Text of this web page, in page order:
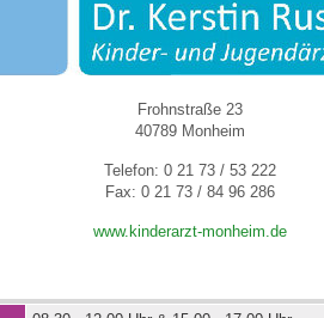
Bildschirmmediengebrauch
Frohnstraße 23
40789 Monheim
Telefon: 0 21 73 / 53 222
Fax: 0 21 73 / 84 96 286
www.kinderarzt-monheim.de